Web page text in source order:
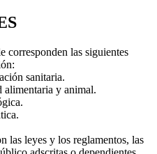
corresponden las siguientes
sanitaria.
alimentaria y animal.
las leyes y los reglamentos, las